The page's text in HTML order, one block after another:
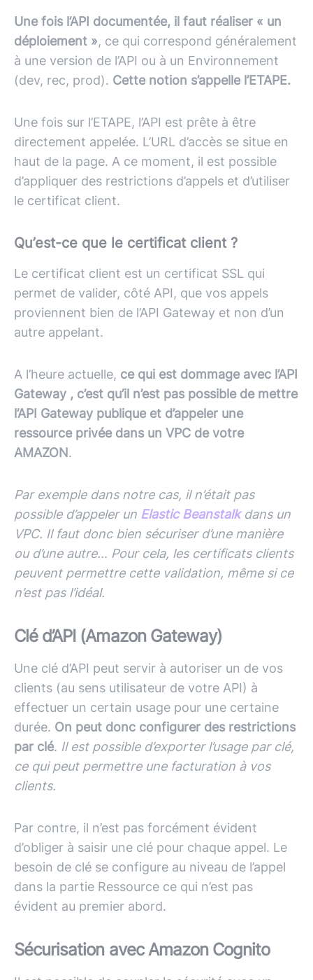
Une fois l’API documentée, il faut réaliser « un
déploiement », ce qui correspond généralement
à une version de l’API ou à un Environnement
(dev, rec, prod). Cette notion s’appelle l’ETAPE.
Une fois sur l’ETAPE, l’API est prête à être
directement appelée. L’URL d’accès se situe en
haut de la page. A ce moment, il est possible
d’appliquer des restrictions d’appels et d’utiliser
le certificat client.
Qu’est-ce que le certificat client ?
Le certificat client est un certificat SSL qui
permet de valider, côté API, que vos appels
proviennent bien de l’API Gateway et non d’un
autre appelant.
A l’heure actuelle, ce qui est dommage avec l’API
Gateway , c’est qu’il n’est pas possible de mettre
l’API Gateway publique et d’appeler une
ressource privée dans un VPC de votre
AMAZON.
Par exemple dans notre cas, il n’était pas
possible d’appeler un Elastic Beanstalkdans un
VPC. Il faut donc bien sécuriser d’une manière
ou d’une autre… Pour cela, les certificats clients
peuvent permettre cette validation, même si ce
n’est pas l’idéal.
Clé d’API (Amazon Gateway)
Une clé d’API peut servir à autoriser un de vos
clients (au sens utilisateur de votre API) à
effectuer un certain usage pour une certaine
durée. On peut donc configurer des restrictions
par clé. Il est possible d’exporter l’usage par clé,
ce qui peut permettre une facturation à vos
clients.
Par contre, il n’est pas forcément évident
d’obliger à saisir une clé pour chaque appel. Le
besoin de clé se configure au niveau de l’appel
dans la partie Ressource ce qui n’est pas
évident au premier abord.
Sécurisation avec Amazon Cognito